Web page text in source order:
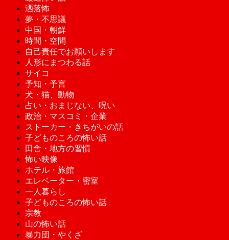
洒落怖
夢・不思議
中国・朝鮮
時間・空間
自己責任でお願いします
人形にまつわる話
サイコ
予知・予言
犬・猫、動物
占い・おまじない、呪い
政治・マスコミ・企業
ストーカー・きちがいの話
子どものころの怖い話
田舎・地方の習慣
怖い映像
ホテル・旅館
エレベーター・密室
一人暮らし
子どものころの怖い話
宗教
山の怖い話
暴力団・やくざ